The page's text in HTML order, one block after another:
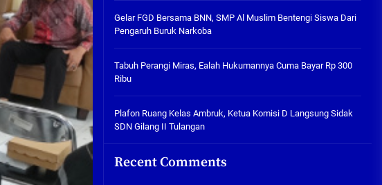
Gelar FGD Bersama BNN, SMP Al
Muslim Bentengi Siswa Dari
05/08/2026
Hukumannya Cuma Bayar Rp
300 Ribu
Plafon Ruang Kelas Ambruk,
Ketua Komisi D Langsung Sidak
Gelar FGD Bersama BNN, SMP Al Muslim Bentengi Siswa Dari
Pengaruh Buruk Narkoba
Tabuh Perangi Miras, Ealah Hukumannya Cuma Bayar Rp 300
Ribu
Plafon Ruang Kelas Ambruk, Ketua Komisi D Langsung Sidak
SDN Gilang II Tulangan
Recent Comments